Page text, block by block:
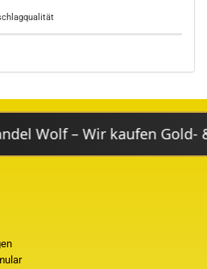
Wolf – Wir kaufen Gold- &